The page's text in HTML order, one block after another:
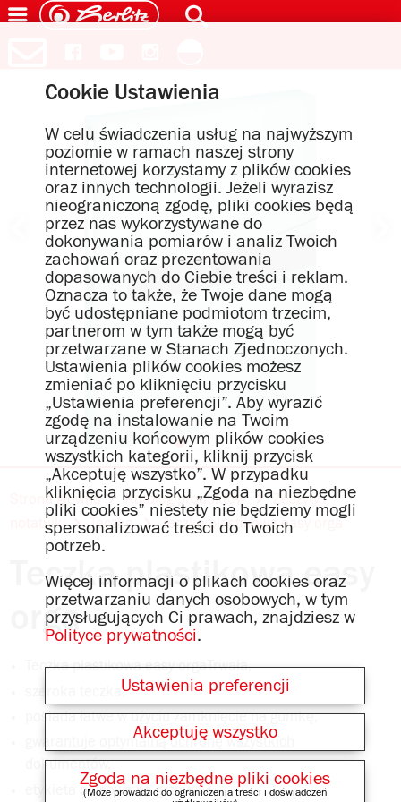
Strona główna Katalog produktów
Zeszyty i
notatniki
Teczka Teczka plastikowa easy orga
Teczka plastikowa easy
orga
Teczka plastikowa easy orgaTrwała,
szeroka teczka,
posiada łatwe w użyciu zamknięcie na gumkę,
gwarantuje optymalną ochronę wszystkich
dokumentów,
etykieta opisowa na grzbiecie,
Cookie Ustawienia
W celu świadczenia usług na najwyższym
poziomie w ramach naszej strony
internetowej korzystamy z plików cookies
oraz innych technologii. Jeżeli wyrazisz
nieograniczoną zgodę, pliki cookies będą
przez nas wykorzystywane do
dokonywania pomiarów i analiz Twoich
zachowań oraz prezentowania
dopasowanych do Ciebie treści i reklam.
Oznacza to także, że Twoje dane mogą
być udostępniane podmiotom trzecim,
partnerom w tym także mogą być
przetwarzane w Stanach Zjednoczonych.
Ustawienia plików cookies możesz
zmieniać po kliknięciu przycisku
„Ustawienia preferencji”. Aby wyrazić
zgodę na instalowanie na Twoim
urządzeniu końcowym plików cookies
wszystkich kategorii, kliknij przycisk
„Akceptuję wszystko”. W przypadku
kliknięcia przycisku „Zgoda na niezbędne
pliki cookies” niestety nie będziemy mogli
spersonalizować treści do Twoich
potrzeb.
Więcej informacji o plikach cookies oraz
przetwarzaniu danych osobowych, w tym
przysługujących Ci prawach, znajdziesz w
Polityce prywatności.
Ustawienia preferencji
Akceptuję wszystko
Zgoda na niezbędne pliki cookies
(Może prowadzić do ograniczenia treści i doświadczeń